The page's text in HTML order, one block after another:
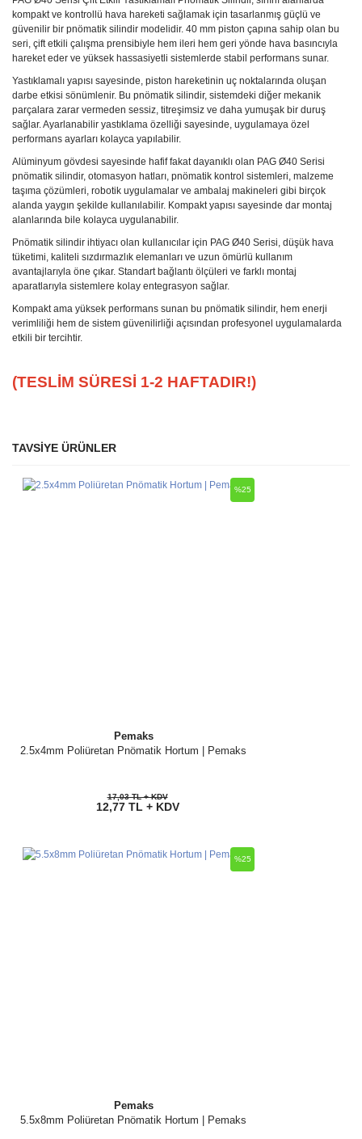
kompakt ve kontrollü hava hareketi sağlamak için tasarlanmış güçlü ve
güvenilir bir pnömatik silindir modelidir. 40 mm piston çapına sahip olan bu
seri, çift etkili çalışma prensibiyle hem ileri hem geri yönde hava basıncıyla
hareket eder ve yüksek hassasiyetli sistemlerde stabil performans sunar.
Yastıklamalı yapısı sayesinde, piston hareketinin uç noktalarında oluşan
darbe etkisi sönümlenir. Bu pnömatik silindir, sistemdeki diğer mekanik
parçalara zarar vermeden sessiz, titreşimsiz ve daha yumuşak bir duruş
sağlar. Ayarlanabilir yastıklama özelliği sayesinde, uygulamaya özel
performans ayarları kolayca yapılabilir.
Alüminyum gövdesi sayesinde hafif fakat dayanıklı olan PAG Ø40 Serisi
pnömatik silindir, otomasyon hatları, pnömatik kontrol sistemleri, malzeme
taşıma çözümleri, robotik uygulamalar ve ambalaj makineleri gibi birçok
alanda yaygın şekilde kullanılabilir. Kompakt yapısı sayesinde dar montaj
alanlarında bile kolayca uygulanabilir.
Pnömatik silindir ihtiyacı olan kullanıcılar için PAG Ø40 Serisi, düşük hava
tüketimi, kaliteli sızdırmazlık elemanları ve uzun ömürlü kullanım
avantajlarıyla öne çıkar. Standart bağlantı ölçüleri ve farklı montaj
aparatlarıyla sistemlere kolay entegrasyon sağlar.
Kompakt ama yüksek performans sunan bu pnömatik silindir, hem enerji
verimliliği hem de sistem güvenilirliği açısından profesyonel uygulamalarda
etkili bir tercihtir.
(TESLİM SÜRESİ 1-2 HAFTADIR!)
TAVSİYE ÜRÜNLER
Pemaks
2.5x4mm Poliüretan Pnömatik Hortum | Pemaks
%25
17,03 TL + KDV
12,77 TL + KDV
Pemaks
5.5x8mm Poliüretan Pnömatik Hortum | Pemaks
%25